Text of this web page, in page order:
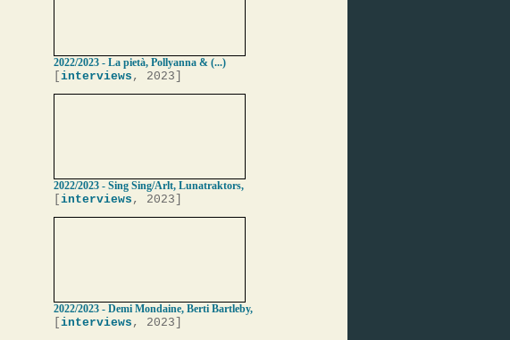
2022/2023 - La pietà, Pollyanna & (...)
interviews , 2023]
2022/2023 - Sing Sing/Arlt, Lunatraktors,
interviews , 2023]
2022/2023 - Demi Mondaine, Berti Bartleby,
interviews , 2023]